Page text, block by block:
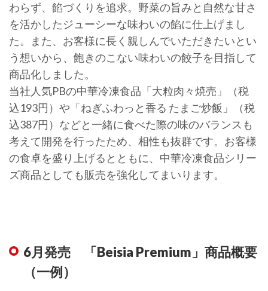
わらず、餡づくりを追求。野菜の旨みと自然な甘さ
を活かしたジューシーな味わいの餡に仕上げまし
た。また、お客様に長く親しんでいただきたいとい
う想いから、飽きのこない味わいの餃子を目指して
商品化しました。
当社人気PBの中華冷凍食品「大粒肉々焼売」（税
込193円）や「ねぎふわっと香る たまご炒飯」（税
込387円）などと一緒に食べた際の味のバランスも
考えて開発を行ったため、相性も抜群です。お客様
の食卓を盛り上げるとともに、中華冷凍食品シリー
ズ商品としても販売を強化してまいります。
6月発売 「Beisia Premium」商品概要
（一例）